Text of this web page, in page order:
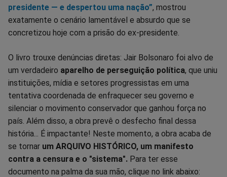
presidente — e despertou uma nação”, mostrou
exatamente o cenário lamentável e absurdo que se
concretizou hoje com a prisão do ex-presidente.
O livro trouxe denúncias diretas: Jair Bolsonaro foi alvo de
um verdadeiro aparelho de perseguição política, que uniu
instituições, mídia e setores progressistas em uma
tentativa coordenada de enfraquecer seu governo e
silenciar o movimento conservador que ganhou força no
país. Além disso, a obra prevê o desfecho final dessa
história... É impactante! Neste momento, a obra acaba de
se tornar um ARQUIVO HISTÓRICO, um manifesto
contra a censura e o "sistema". Para ter esse
documento na palma da sua mão, clique no link abaixo: